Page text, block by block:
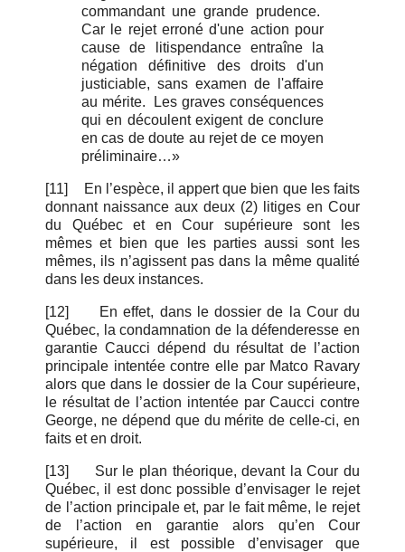
commandant une grande prudence.
Car le rejet erroné d'une action pour
cause de litispendance entraîne la
négation définitive des droits d'un
justiciable, sans examen de l'affaire
au mérite. Les graves conséquences
qui en découlent exigent de conclure
en cas de doute au rejet de ce moyen
préliminaire…»
[11]
En l’espèce, il appert que bien que les faits
donnant naissance aux deux (2) litiges en Cour
du Québec et en Cour supérieure sont les
mêmes et bien que les parties aussi sont les
mêmes, ils n’agissent pas dans la même qualité
dans les deux instances.
[12]
En effet, dans le dossier de la Cour du
Québec, la condamnation de la défenderesse en
garantie Caucci dépend du résultat de l’action
principale intentée contre elle par Matco Ravary
alors que dans le dossier de la Cour supérieure,
le résultat de l’action intentée par Caucci contre
George, ne dépend que du mérite de celle-ci, en
faits et en droit.
[13]
Sur le plan théorique, devant la Cour du
Québec, il est donc possible d’envisager le rejet
de l’action principale et, par le fait même, le rejet
de l’action en garantie alors qu’en Cour
supérieure, il est possible d’envisager que